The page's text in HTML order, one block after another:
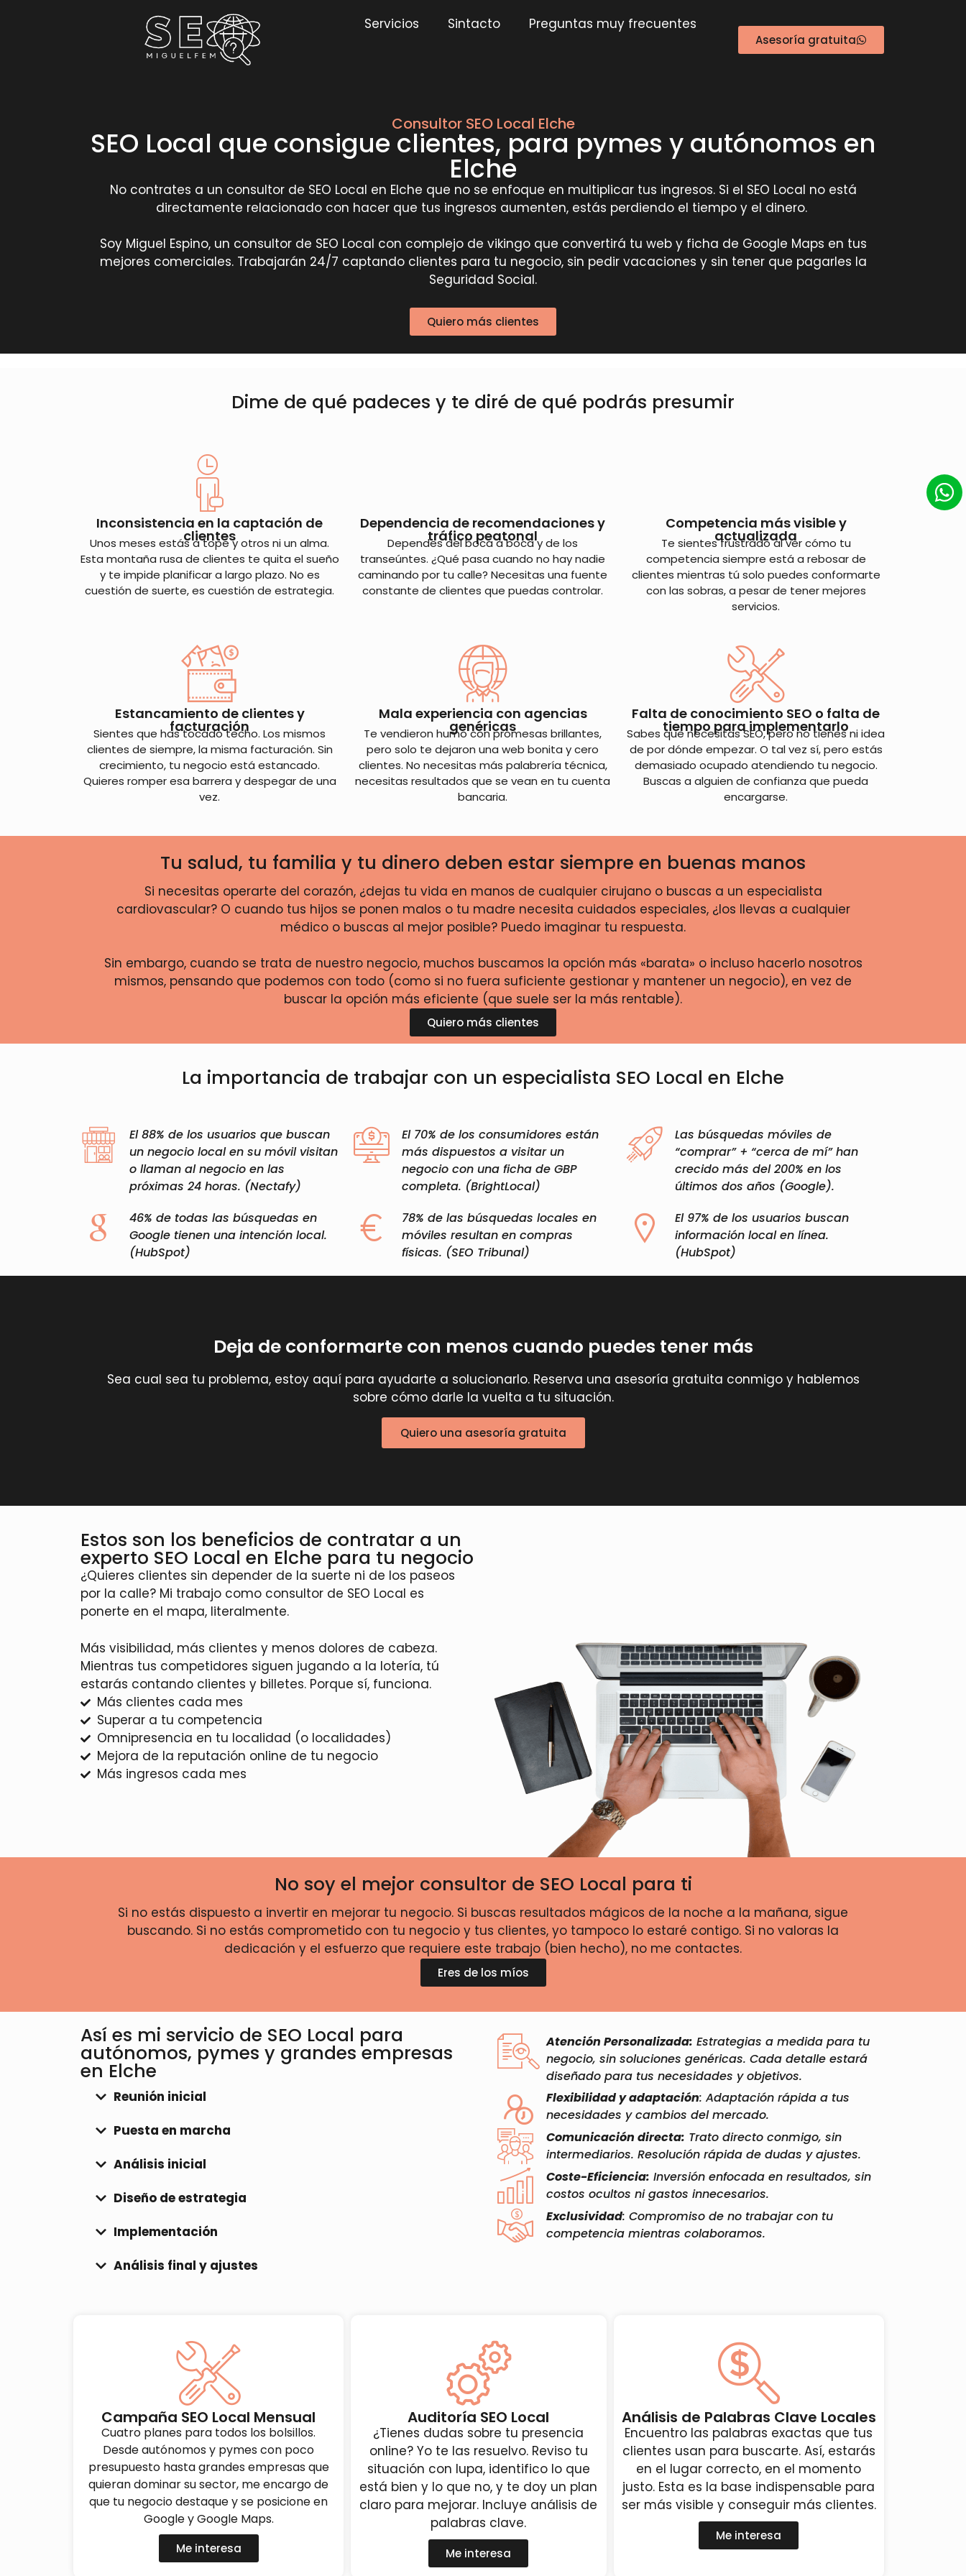
Servicios Sintacto Preguntas muy frecuentes
Asesoría gratuita
Consultor SEO Local Elche
SEO Local que consigue clientes, para pymes y autónomos en
Elche
No contrates a un consultor de SEO Local en Elche que no se enfoque en multiplicar tus ingresos. Si el SEO Local no está
directamente relacionado con hacer que tus ingresos aumenten, estás perdiendo el tiempo y el dinero.
Soy Miguel Espino, un consultor de SEO Local con complejo de vikingo que convertirá tu web y ficha de Google Maps en tus
mejores comerciales. Trabajarán 24/7 captando clientes para tu negocio, sin pedir vacaciones y sin tener que pagarles la
Seguridad Social.
Quiero más clientes
Dime de qué padeces y te diré de qué podrás presumir
Inconsistencia en la captación de
clientes
Unos meses estás a tope y otros ni un alma.
Esta montaña rusa de clientes te quita el sueño
y te impide planificar a largo plazo. No es
cuestión de suerte, es cuestión de estrategia.
Dependencia de recomendaciones y
tráfico peatonal
Dependes del boca a boca y de los
transeúntes. ¿Qué pasa cuando no hay nadie
caminando por tu calle? Necesitas una fuente
constante de clientes que puedas controlar.
Competencia más visible y
actualizada
Te sientes frustrado al ver cómo tu
competencia siempre está a rebosar de
clientes mientras tú solo puedes conformarte
con las sobras, a pesar de tener mejores
servicios.
Estancamiento de clientes y
facturación
Sientes que has tocado techo. Los mismos
clientes de siempre, la misma facturación. Sin
crecimiento, tu negocio está estancado.
Quieres romper esa barrera y despegar de una
vez.
Mala experiencia con agencias
genéricas
Te vendieron humo con promesas brillantes,
pero solo te dejaron una web bonita y cero
clientes. No necesitas más palabrería técnica,
necesitas resultados que se vean en tu cuenta
bancaria.
Falta de conocimiento SEO o falta de
tiempo para implementarlo
Sabes que necesitas SEO, pero no tienes ni idea
de por dónde empezar. O tal vez sí, pero estás
demasiado ocupado atendiendo tu negocio.
Buscas a alguien de confianza que pueda
encargarse.
Tu salud, tu familia y tu dinero deben estar siempre en buenas manos
Si necesitas operarte del corazón, ¿dejas tu vida en manos de cualquier cirujano o buscas a un especialista
cardiovascular? O cuando tus hijos se ponen malos o tu madre necesita cuidados especiales, ¿los llevas a cualquier
médico o buscas al mejor posible? Puedo imaginar tu respuesta.
Sin embargo, cuando se trata de nuestro negocio, muchos buscamos la opción más «barata» o incluso hacerlo nosotros
mismos, pensando que podemos con todo (como si no fuera suficiente gestionar y mantener un negocio), en vez de
buscar la opción más eficiente (que suele ser la más rentable).
Quiero más clientes
La importancia de trabajar con un especialista SEO Local en Elche
El 88% de los usuarios que buscan
un negocio local en su móvil visitan
o llaman al negocio en las
próximas 24 horas. (Nectafy)​
El 70% de los consumidores están
más dispuestos a visitar un
negocio con una ficha de GBP
completa. (BrightLocal)​
Las búsquedas móviles de
“comprar” + “cerca de mí” han
crecido más del 200% en los
últimos dos años (Google).​
46% de todas las búsquedas en
Google tienen una intención local.
(HubSpot)​
78% de las búsquedas locales en
móviles resultan en compras
físicas. (SEO Tribunal)​
El 97% de los usuarios buscan
información local en línea.
(HubSpot)​
Deja de conformarte con menos cuando puedes tener más
Sea cual sea tu problema, estoy aquí para ayudarte a solucionarlo. Reserva una asesoría gratuita conmigo y hablemos
sobre cómo darle la vuelta a tu situación.
Quiero una asesoría gratuita
Estos son los beneficios de contratar a un
experto SEO Local en Elche para tu negocio
¿Quieres clientes sin depender de la suerte ni de los paseos
por la calle? Mi trabajo como consultor de SEO Local es
ponerte en el mapa, literalmente.
Más visibilidad, más clientes y menos dolores de cabeza.
Mientras tus competidores siguen jugando a la lotería, tú
estarás contando clientes y billetes. Porque sí, funciona.
Más clientes cada mes
Superar a tu competencia
Omnipresencia en tu localidad (o localidades)
Mejora de la reputación online de tu negocio
Más ingresos cada mes
No soy el mejor consultor de SEO Local para ti
Si no estás dispuesto a invertir en mejorar tu negocio. Si buscas resultados mágicos de la noche a la mañana, sigue
buscando. Si no estás comprometido con tu negocio y tus clientes, yo tampoco lo estaré contigo. Si no valoras la
dedicación y el esfuerzo que requiere este trabajo (bien hecho), no me contactes.
Eres de los míos
Así es mi servicio de SEO Local para
autónomos, pymes y grandes empresas
en Elche
Reunión inicial
Puesta en marcha
Análisis inicial
Diseño de estrategia
Implementación
Análisis final y ajustes
Atención Personalizada: Estrategias a medida para tu
negocio, sin soluciones genéricas. Cada detalle estará
diseñado para tus necesidades y objetivos.
Flexibilidad y adaptación: Adaptación rápida a tus
necesidades y cambios del mercado.
Comunicación directa: Trato directo conmigo, sin
intermediarios. Resolución rápida de dudas y ajustes.
Coste-Eficiencia: Inversión enfocada en resultados, sin
costos ocultos ni gastos innecesarios.
Exclusividad: Compromiso de no trabajar con tu
competencia mientras colaboramos.
Campaña SEO Local Mensual
Cuatro planes para todos los bolsillos.
Desde autónomos y pymes con poco
presupuesto hasta grandes empresas que
quieran dominar su sector, me encargo de
que tu negocio destaque y se posicione en
Google y Google Maps.
Me interesa
Auditoría SEO Local
¿Tienes dudas sobre tu presencia
online? Yo te las resuelvo. Reviso tu
situación con lupa, identifico lo que
está bien y lo que no, y te doy un plan
claro para mejorar. Incluye análisis de
palabras clave.
Me interesa
Análisis de Palabras Clave Locales
Encuentro las palabras exactas que tus
clientes usan para buscarte. Así, estarás
en el lugar correcto, en el momento
justo. Esta es la base indispensable para
ser más visible y conseguir más clientes.
Me interesa